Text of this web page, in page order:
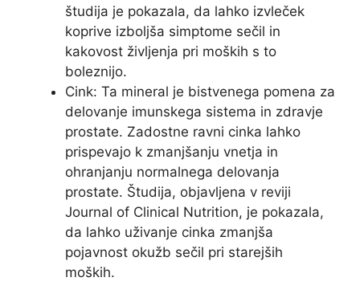
študija je pokazala, da lahko izvleček
koprive izboljša simptome sečil in
kakovost življenja pri moških s to
boleznijo.
Cink: Ta mineral je bistvenega pomena za
delovanje imunskega sistema in zdravje
prostate. Zadostne ravni cinka lahko
prispevajo k zmanjšanju vnetja in
ohranjanju normalnega delovanja
prostate. Študija, objavljena v reviji
Journal of Clinical Nutrition, je pokazala,
da lahko uživanje cinka zmanjša
pojavnost okužb sečil pri starejših
moških.